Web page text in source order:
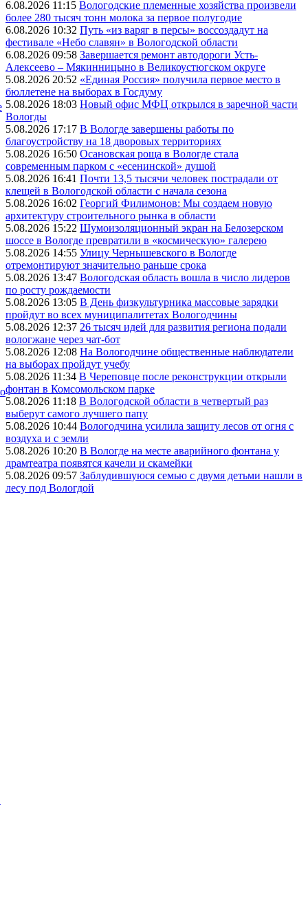
6.08.2026 11:15 Вологодские племенные хозяйства произвели
более 280 тысяч тонн молока за первое полугодие
6.08.2026 10:32 Путь «из варяг в персы» воссоздадут на
фестивале «Небо славян» в Вологодской области
6.08.2026 09:58 Завершается ремонт автодороги Усть-
Алексеево – Мякинницыно в Великоустюгском округе
5.08.2026 20:52 «Единая Россия» получила первое место в
бюллетене на выборах в Госдуму
5.08.2026 18:03 Новый офис МФЦ открылся в заречной части
Вологды
5.08.2026 17:17 В Вологде завершены работы по
благоустройству на 18 дворовых территориях
5.08.2026 16:50 Осановская роща в Вологде стала
современным парком с «есенинской» душой
5.08.2026 16:41 Почти 13,5 тысячи человек пострадали от
клещей в Вологодской области с начала сезона
5.08.2026 16:02 Георгий Филимонов: Мы создаем новую
архитектуру строительного рынка в области
5.08.2026 15:22 Шумоизоляционный экран на Белозерском
шоссе в Вологде превратили в «космическую» галерею
5.08.2026 14:55 Улицу Чернышевского в Вологде
отремонтируют значительно раньше срока
5.08.2026 13:47 Вологодская область вошла в число лидеров
по росту рождаемости
5.08.2026 13:05 В День физкультурника массовые зарядки
пройдут во всех муниципалитетах Вологодчины
5.08.2026 12:37 26 тысяч идей для развития региона подали
вологжане через чат-бот
5.08.2026 12:08 На Вологодчине общественные наблюдатели
на выборах пройдут учебу
5.08.2026 11:34 В Череповце после реконструкции открыли
фонтан в Комсомольском парке
5.08.2026 11:18 В Вологодской области в четвертый раз
выберут самого лучшего папу
5.08.2026 10:44 Вологодчина усилила защиту лесов от огня с
воздуха и с земли
5.08.2026 10:20 В Вологде на месте аварийного фонтана у
драмтеатра появятся качели и скамейки
5.08.2026 09:57 Заблудившуюся семью с двумя детьми нашли в
лесу под Вологдой